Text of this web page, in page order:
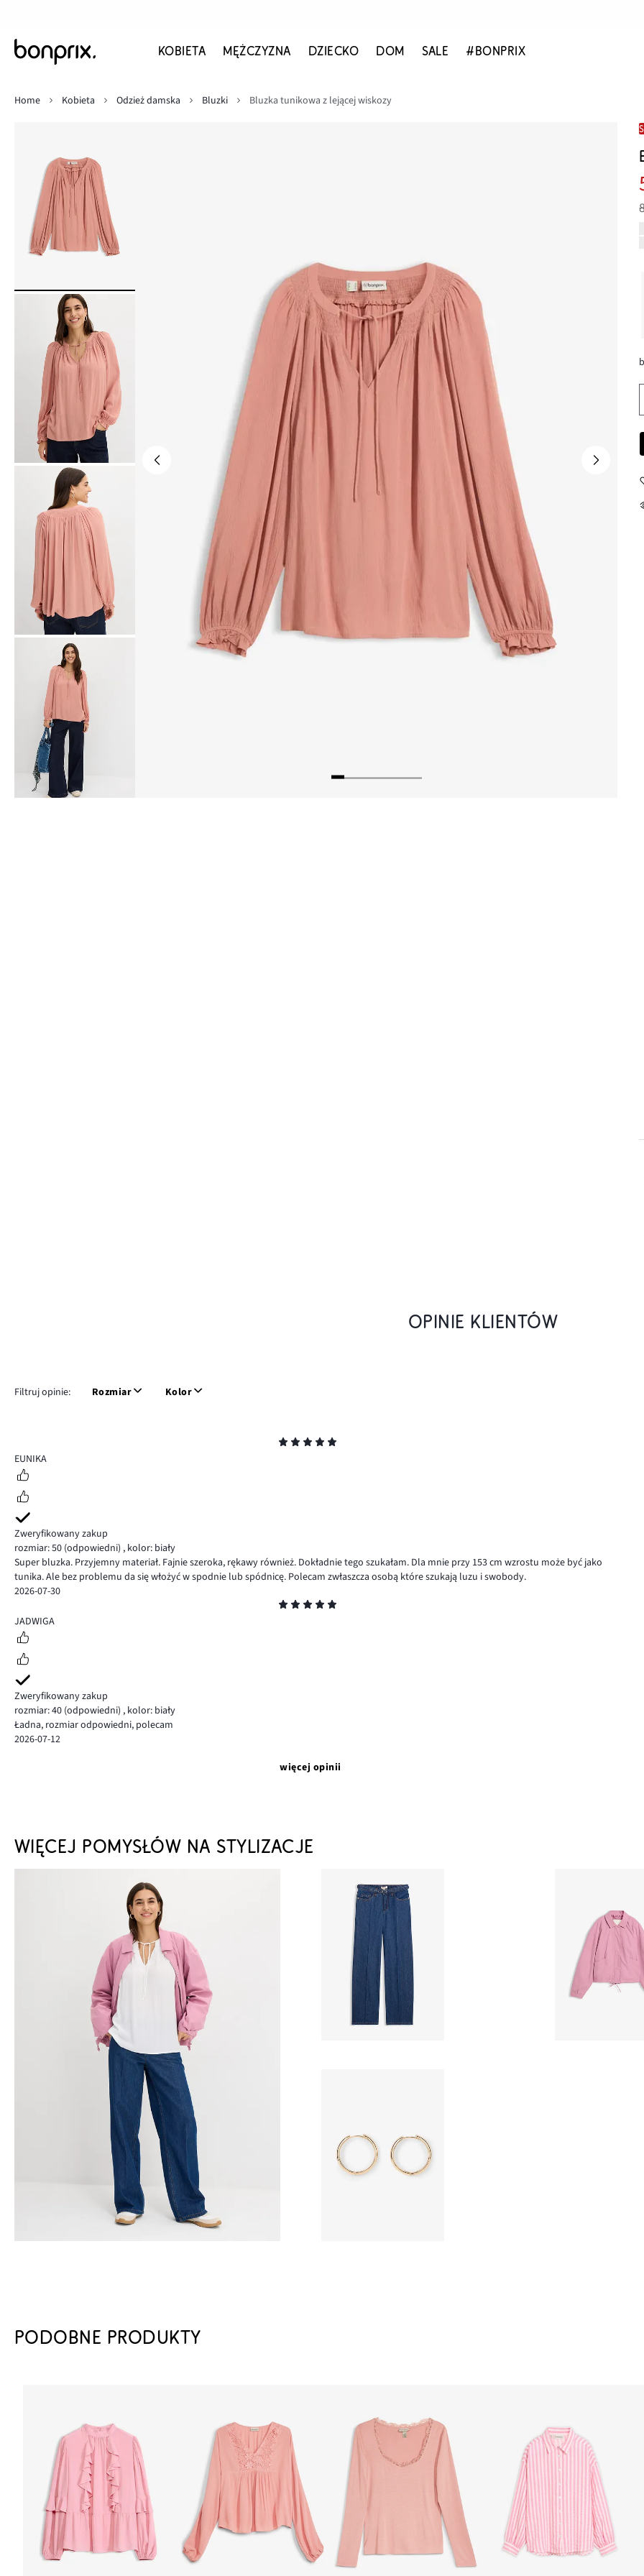
KOBIETA MĘŻCZYZNA DZIECKO DOM SALE #BONPRIX
Home
Kobieta Odzież damska Bluzki Bluzka tunikowa z lejącej wiskozy
OPINIE KLIENTÓW
Filtruj opinie: Rozmiar Kolor
5
EUNIKA
Zweryfikowany zakup
rozmiar: 50 (odpowiedni) , kolor: biały
Super bluzka. Przyjemny materiał. Fajnie szeroka, rękawy również. Dokładnie tego szukałam. Dla mnie przy 153 cm wzrostu może być jako
tunika. Ale bez problemu da się włożyć w spodnie lub spódnicę. Polecam zwłaszcza osobą które szukają luzu i swobody.
2026-07-30
5
JADWIGA
Zweryfikowany zakup
rozmiar: 40 (odpowiedni) , kolor: biały
Ładna, rozmiar odpowiedni, polecam
2026-07-12
więcej opinii
WIĘCEJ POMYSŁÓW NA STYLIZACJE
PODOBNE PRODUKTY